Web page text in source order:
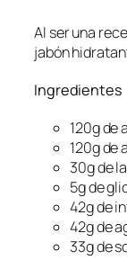
Al ser una
jabón
Ingredientes
120g de
120g de
30g de
5g de
42g de
42g de
33g de